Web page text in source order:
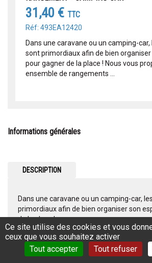
31,40 € TTC
Réf: 493EA12420
Dans une caravane ou un camping-
sont primordiaux afin de bien organiser
pour gagner de la place ! Nous vous
ensemble de rangements ...
Informations générales
DESCRIPTION
Dans une caravane ou un camping-car,
primordiaux afin de bien organiser son
de la place !
Nous vous proposons un ensemble de
spécialement conçus pour les camping-
caravanes.
Ce site utilise des cookies et vous
ceux que vous souhaitez activer
Tout accepter
Tout refuser